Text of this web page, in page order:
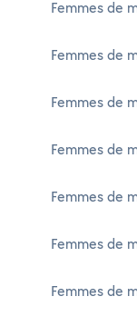
Femmes de
Femmes de
Femmes de
Femmes de
Femmes de
Femmes de
Femmes de